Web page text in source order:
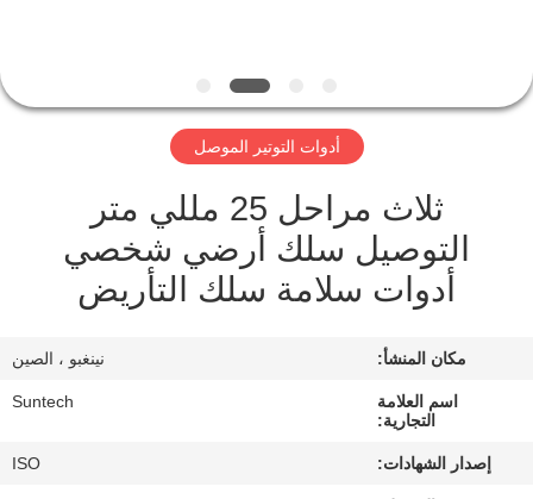
أخبار
اقتباس
خريطة
سياسة
الخصوصية
أدوات التوتير الموصل
ثلاث مراحل 25 مللي متر
التوصيل سلك أرضي شخصي
أدوات سلامة سلك التأريض
مكان المنشأ: نينغبو ، الصين
اسم العلامة
التجارية:
Suntech
إصدار الشهادات: ISO